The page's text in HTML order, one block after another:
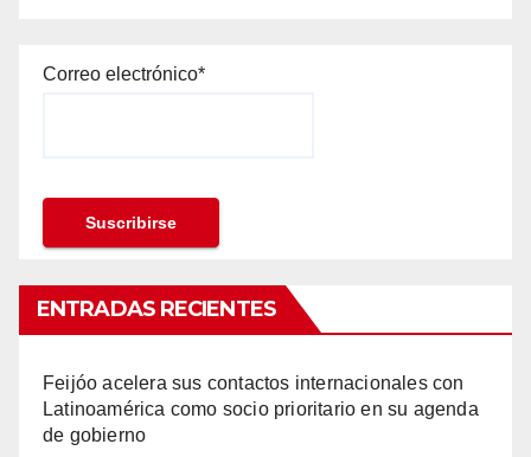
Correo electrónico*
ENTRADAS RECIENTES
Feijóo acelera sus contactos internacionales con
Latinoamérica como socio prioritario en su agenda
de gobierno